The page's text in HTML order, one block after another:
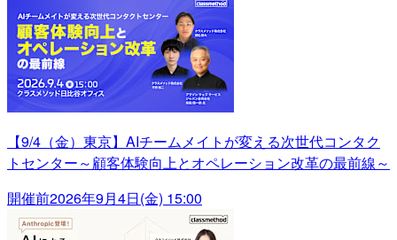
【9/4（金）東京】AIチームメイトが変える次世代コンタク
トセンター～顧客体験向上とオペレーション改革の最前線～
開催前2026年9月4日(金) 15:00